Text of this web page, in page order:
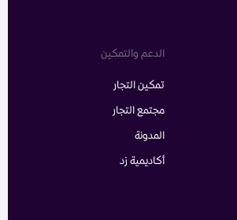
الدعم والتمكين
تمكين التجار
مجتمع التجار
المدونة
أكاديمية زد